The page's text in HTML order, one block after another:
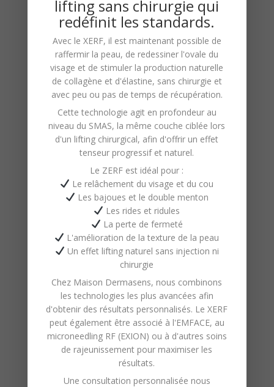
Inégalée :Notre équipe,
composée de spécialistes
hautement qualifiés, apporte une
expérience riche et diversifiée dans
le domaine de l’épilation.
Utilisation de Techniques
Avancées :Notre institut utilise des
méthodes modernes et efficaces,
adaptées à différents types de
peau et de poil.
Résultats Exceptionnels et
Durables :Nous ne nous
contentons pas de réaliser des
épilations ; nous nous engageons à
fournir des résultats durables et de
haute qualité.
Engagement envers la
Satisfaction et le Bien-être de
nos Clients : Votre satisfaction est
notre priorité absolue. Nous nous
efforçons de créer une expérience
lifting sans chirurgie qui
redéfinit les standards.
Avec le XERF, il est maintenant possible de
raffermir la peau, de redessiner l'ovale du
visage et de stimuler la production naturelle
de collagène et d'élastine, sans chirurgie et
avec peu ou pas de temps de récupération.
Cette technologie agit en profondeur au
niveau du SMAS, la même couche ciblée lors
d'un lifting chirurgical, afin d'offrir un effet
tenseur progressif et naturel.
Le ZERF est idéal pour :
Le relâchement du visage et du cou
Les bajoues et le double menton
Les rides et ridules
La perte de fermeté
L'amélioration de la texture de la peau
Un effet lifting naturel sans injection ni
chirurgie
Chez Maison Dermasens, nous combinons
les technologies les plus avancées afin
d'obtenir des résultats personnalisés. Le XERF
peut également être associé à l'EMFACE, au
microneedling RF (EXION) ou à d'autres soins
de rajeunissement pour maximiser les
résultats.
Une consultation personnalisée nous